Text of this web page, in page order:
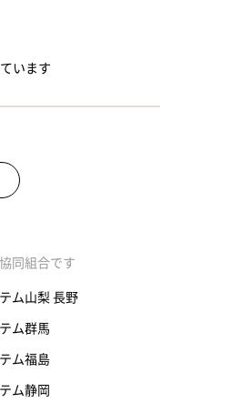
います
同組合です
ム山梨 長野
ム群馬
ム福島
ム静岡